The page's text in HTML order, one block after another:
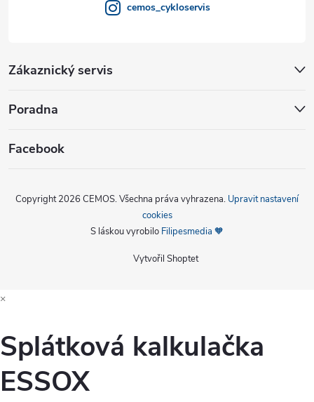
cemos_cykloservis
Zákaznický servis
Poradna
Facebook
Vytvořil Shoptet
Copyright 2026 CEMOS. Všechna práva vyhrazena. Upravit nastavení
cookies
S láskou vyrobilo Filipesmedia 🧡
×
Splátková kalkulačka
ESSOX